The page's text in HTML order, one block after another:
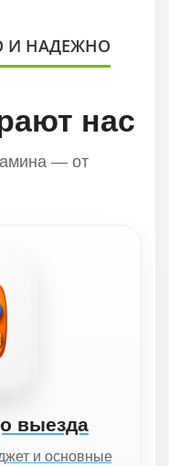
И НАДЕЖНО
нас
— от
выезда
и основные